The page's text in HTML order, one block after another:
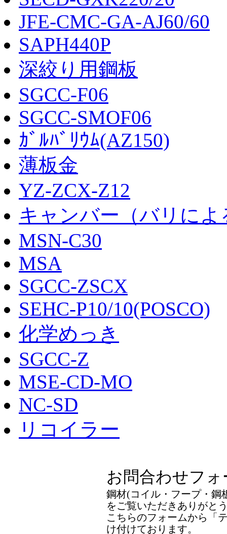
JFE-CMC-GA-AJ60/60
SAPH440P
深絞り用鋼板
SGCC-F06
SGCC-SMOF06
ｶﾞﾙﾊﾞﾘｳﾑ(AZ150)
薄板金
YZ-ZCX-Z12
キャンバー（バリによ
MSN-C30
MSA
SGCC-ZSCX
SEHC-P10/10(POSCO)
化学めっき
SGCC-Z
MSE-CD-MO
NC-SD
リコイラー